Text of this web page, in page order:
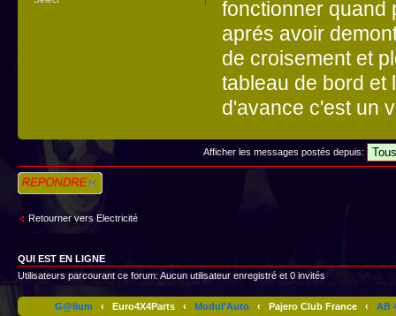
fonctionner quand
aprés avoir
de croisement et
tableau de bord et
d'avance c'est un
Afficher les messages postés depuis:
Répondre
Retourner vers Electricité
QUI EST EN LIGNE
Utilisateurs parcourant ce forum: Aucun utilisateur enregistré et 0 invités
G@lium ‹ Euro4X4Parts ‹ Modul'Auto ‹ Pajero Club France ‹ AB